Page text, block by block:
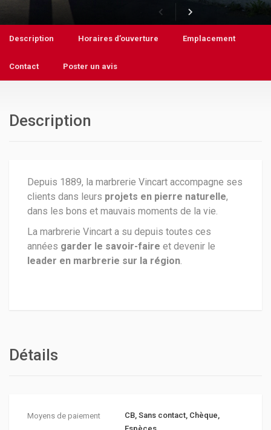
Description Horaires d’ouverture Emplacement
Contact Poster un avis
Description
Depuis 1889, la marbrerie Vincart accompagne ses
clients dans leurs projets en pierre naturelle,
dans les bons et mauvais moments de la vie.
La marbrerie Vincart a su depuis toutes ces
années garder le savoir-faire et devenir le
leader en marbrerie sur la région.
Détails
Moyens de paiement
CB, Sans contact, Chèque,